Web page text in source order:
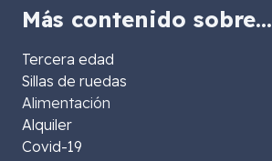
Más contenido sobre…
Tercera edad
Sillas de ruedas
Alimentación
Alquiler
Covid-19